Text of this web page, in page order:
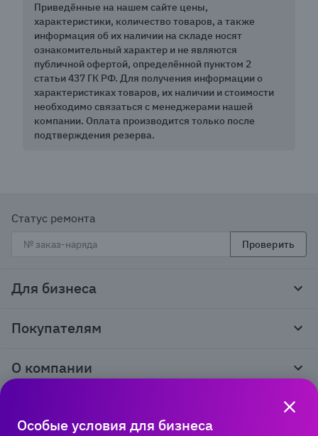
Приведённые на нашем сайте цены,
характеристики, количество товаров, а также
информация об их наличии на складе носят
ознакомительный характер и не являются
публичной офертой, определённой пунктом 2
статьи 437 ГК РФ. Для получения информации о
характеристиках товаров, их наличии и стоимости
необходимо связаться с менеджерами нашей
компании. Оплата производится только после
подтверждения резерва.
Статус ремонта
Проверить
Для бизнеса
Тендеры и гос закупки
Покупателям
Пункты выдачи
Гарантия и возврат
О компании
Политика компании по сохранности персональных
Особые условия для бизнеса